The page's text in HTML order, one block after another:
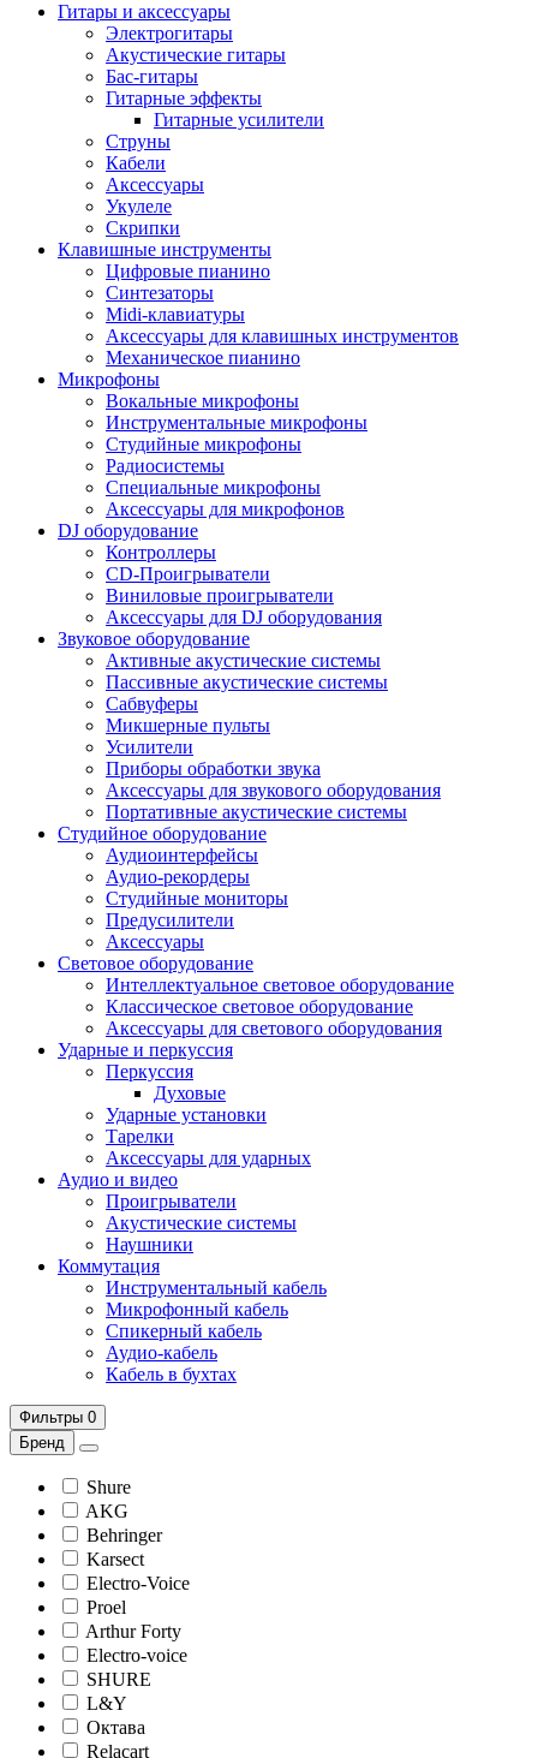
Гитары и аксессуары
Электрогитары
Акустические гитары
Бас-гитары
Гитарные эффекты
Гитарные усилители
Струны
Кабели
Аксессуары
Укулеле
Скрипки
Клавишные инструменты
Цифровые пианино
Синтезаторы
Midi-клавиатуры
Аксессуары для клавишных инструментов
Механическое пианино
Микрофоны
Вокальные микрофоны
Инструментальные микрофоны
Студийные микрофоны
Радиосистемы
Специальные микрофоны
Аксессуары для микрофонов
DJ оборудование
Контроллеры
CD-Проигрыватели
Виниловые проигрыватели
Аксессуары для DJ оборудования
Звуковое оборудование
Активные акустические системы
Пассивные акустические системы
Сабвуферы
Микшерные пульты
Усилители
Приборы обработки звука
Аксессуары для звукового оборудования
Портативные акустические системы
Студийное оборудование
Аудиоинтерфейсы
Аудио-рекордеры
Студийные мониторы
Предусилители
Аксессуары
Световое оборудование
Интеллектуальное световое оборудование
Классическое световое оборудование
Аксессуары для светового оборудования
Ударные и перкуссия
Перкуссия
Духовые
Ударные установки
Тарелки
Аксессуары для ударных
Аудио и видео
Проигрыватели
Акустические системы
Наушники
Коммутация
Инструментальный кабель
Микрофонный кабель
Спикерный кабель
Аудио-кабель
Кабель в бухтах
Фильтры 0
Бренд
Shure
AKG
Behringer
Karsect
Electro-Voice
Proel
Arthur Forty
Electro-voice
SHURE
L&Y
Октава
Relacart